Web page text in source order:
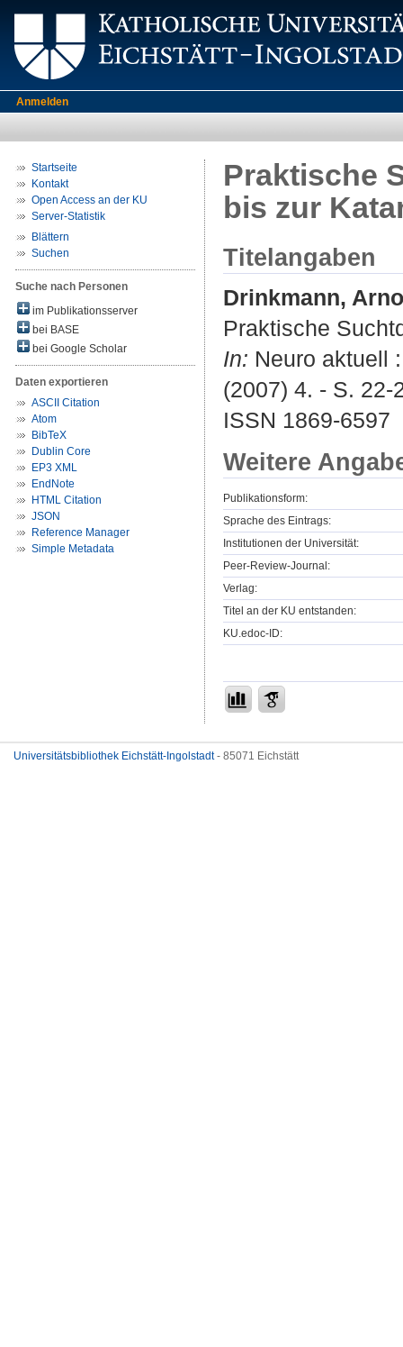
Anmelden
Startseite
Kontakt
Open Access an der KU
Server-Statistik
Blättern
Suchen
Suche nach Personen
im Publikationsserver
bei BASE
bei Google Scholar
Daten exportieren
ASCII Citation
Atom
BibTeX
Dublin Core
EP3 XML
EndNote
HTML Citation
JSON
Reference Manager
Simple Metadata
Praktische
bis zur
Titelangaben
Drinkmann, Arno
Praktische
In: Neuro aktuell
(2007) 4. - S. 22-
ISSN 1869-6597
Weitere
Publikationsform:
Sprache des Eintrags:
Institutionen der Universität:
Peer-Review-Journal:
Verlag:
Titel an der KU entstanden:
KU.edoc-ID:
Universitätsbibliothek Eichstätt-Ingolstadt- 85071 Eichstätt